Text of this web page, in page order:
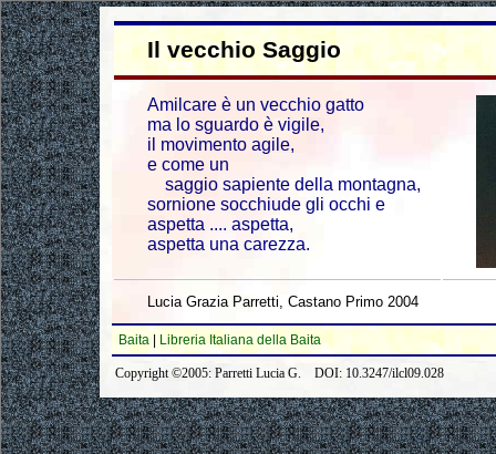
Il vecchio Saggio
Amilcare è un vecchio gatto
ma lo sguardo è vigile,
il movimento agile,
e come un
saggio sapiente della montagna,
sornione socchiude gli occhi e
aspetta .... aspetta,
aspetta una carezza.
Lucia Grazia Parretti, Castano Primo 2004
Baita Libreria Italiana della Baita
Copyright ©2005: Parretti Lucia G. DOI: 10.3247/ilcl09.028